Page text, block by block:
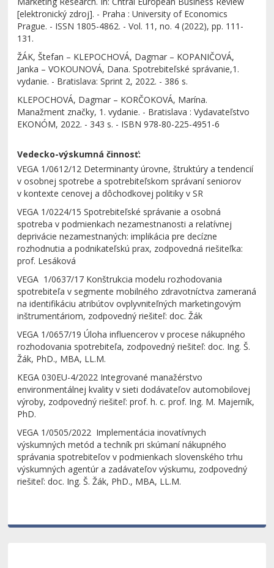
[elektronický zdroj]. - Praha : University of Economics
Prague. - ISSN 1805-4862. - Vol. 11, no. 4 (2022), pp. 111-
131.
ŽÁK, Štefan – KLEPOCHOVÁ, Dagmar – KOPANIČOVÁ,
Janka – VOKOUNOVÁ, Dana. Spotrebiteľské správanie,1.
vydanie. - Bratislava: Sprint 2, 2022. - 386 s.
KLEPOCHOVÁ, Dagmar – KORČOKOVÁ, Marína.
Manažment značky, 1. vydanie. - Bratislava : Vydavateľstvo
EKONÓM, 2022. - 343 s. - ISBN 978-80-225-4951-6
Vedecko-výskumná činnosť:
VEGA 1/0612/12 Determinanty úrovne, štruktúry a tendencií
v osobnej spotrebe a spotrebiteľskom správaní seniorov
v kontexte cenovej a dôchodkovej politiky v SR
VEGA 1/0224/15 Spotrebiteľské správanie a osobná
spotreba v podmienkach nezamestnanosti a relatívnej
deprivácie nezamestnaných: implikácia pre decízne
rozhodnutia a podnikateľskú prax, zodpovedná riešiteľka:
prof. Lesáková
VEGA 1/0637/17 Konštrukcia modelu rozhodovania
spotrebiteľa v segmente mobilného zdravotníctva zameraná
na identifikáciu atribútov ovplyvniteľných marketingovým
inštrumentáriom, zodpovedný riešiteľ: doc. Žák
VEGA 1/0657/19 Úloha influencerov v procese nákupného
rozhodovania spotrebiteľa, zodpovedný riešiteľ: doc. Ing. Š.
Žák, PhD., MBA, LL.M.
KEGA 030EU-4/2022 Integrované manažérstvo
environmentálnej kvality v sieti dodávateľov automobilovej
výroby, zodpovedný riešiteľ: prof. h. c. prof. Ing. M. Majerník,
PhD.
VEGA 1/0505/2022 Implementácia inovatívnych
výskumných metód a techník pri skúmaní nákupného
správania spotrebiteľov v podmienkach slovenského trhu
výskumných agentúr a zadávateľov výskumu, zodpovedný
riešiteľ: doc. Ing. Š. Žák, PhD., MBA, LL.M.